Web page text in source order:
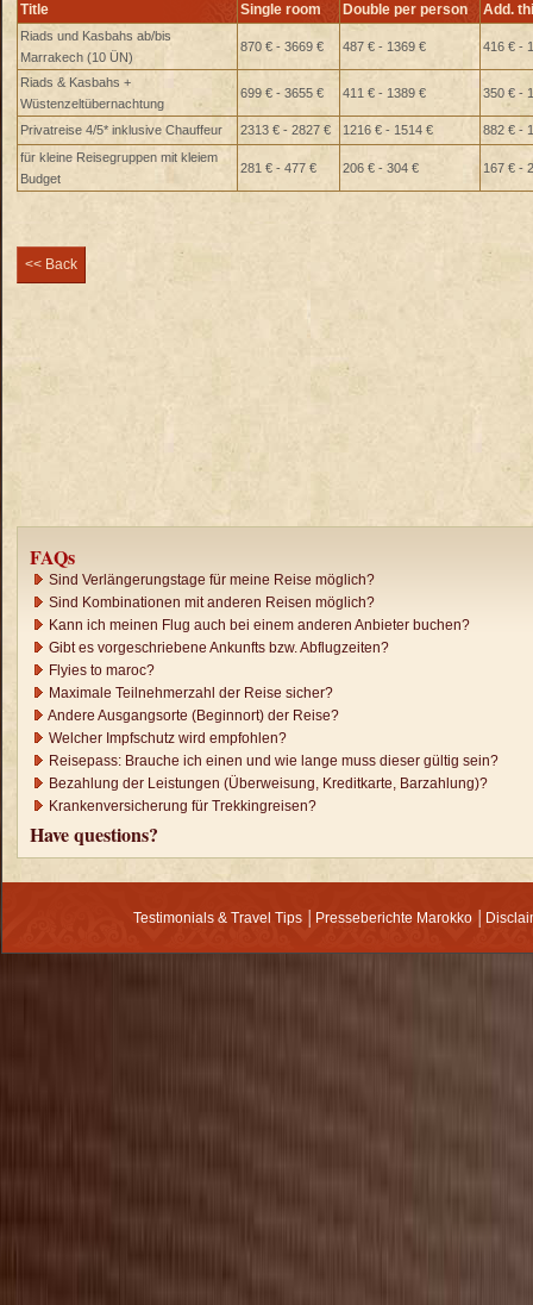
Title Single room Double per person Add.
Riads und Kasbahs ab/bis
Marrakech (10 ÜN)
870 € - 3669 € 487 € - 1369 € 416 € -
Riads & Kasbahs +
Wüstenzeltübernachtung
699 € - 3655 € 411 € - 1389 € 350 € -
Privatreise 4/5* inklusive Chauffeur 2313 € - 2827 € 1216 € - 1514 €
882 € -
für kleine Reisegruppen mit kleiem
Budget
281 € - 477 € 206 € - 304 € 167 € -
<< Back
FAQs
Sind Verlängerungstage für meine Reise möglich?
Sind Kombinationen mit anderen Reisen möglich?
Kann ich meinen Flug auch bei einem anderen Anbieter buchen?
Gibt es vorgeschriebene Ankunfts bzw. Abflugzeiten?
Flyies to maroc?
Maximale Teilnehmerzahl der Reise sicher?
Andere Ausgangsorte (Beginnort) der Reise?
Welcher Impfschutz wird empfohlen?
Reisepass: Brauche ich einen und wie lange muss dieser gültig sein?
Bezahlung der Leistungen (Überweisung, Kreditkarte, Barzahlung)?
Krankenversicherung für Trekkingreisen?
Have questions?
Testimonials & Travel Tips Presseberichte Marokko